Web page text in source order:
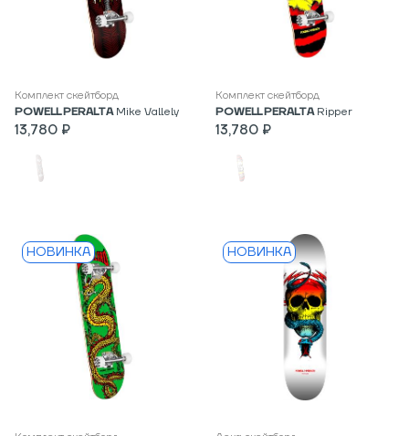
Комплект скейтборд
POWELL PERALTA Mike Vallely
13,780 ₽
Комплект скейтборд
POWELL PERALTA Ripper
13,780 ₽
НОВИНКА НОВИНКА